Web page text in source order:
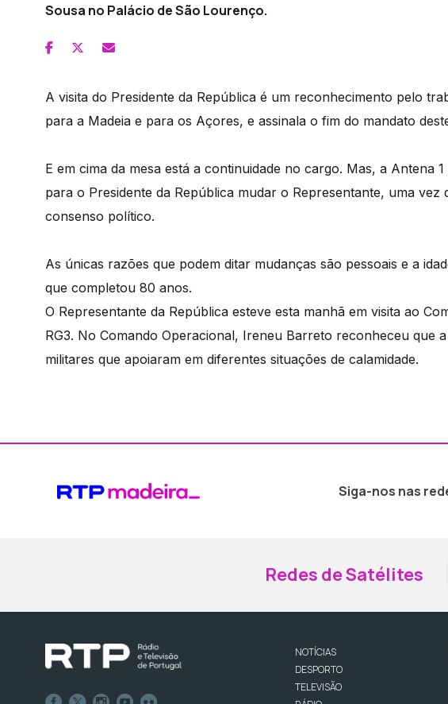
Sousa no Palácio de São Lourenço.
A visita do Presidente da República é um reconhecimento pelo
para a Madeia e para os Açores, e assinala o fim do mandato
E em cima da mesa está a continuidade no cargo. Mas, a Antena
para o Presidente da República mudar o Representante, uma
consenso político.
As únicas razões que podem ditar mudanças são pessoais e a
que completou 80 anos.
O Representante da República esteve esta manhã em visita ao
RG3. No Comando Operacional, Ireneu Barreto reconheceu que
militares que apoiaram em diferentes situações de calamidade.
Siga-nos nas
Redes de Satélites
NOTÍCIAS
DESPORTO
TELEVISÃO